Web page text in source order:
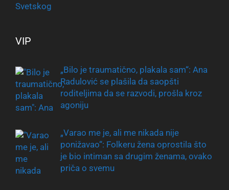
VIP
„Bilo je traumatično, plakala sam“: Ana
Radulović se plašila da saopšti
roditeljima da se razvodi, prošla kroz
agoniju
„Varao me je, ali me nikada nije
ponižavao“: Folkeru žena oprostila što
je bio intiman sa drugim ženama, ovako
priča o svemu